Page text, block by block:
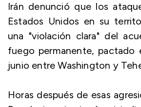
Irán denunció que los
Estados Unidos en su
una "violación clara" del
fuego permanente, pactado
junio entre Washington y
Horas después de esas